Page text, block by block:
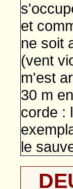
et
ne soit
(vent
m'est
30 m
corde :
le